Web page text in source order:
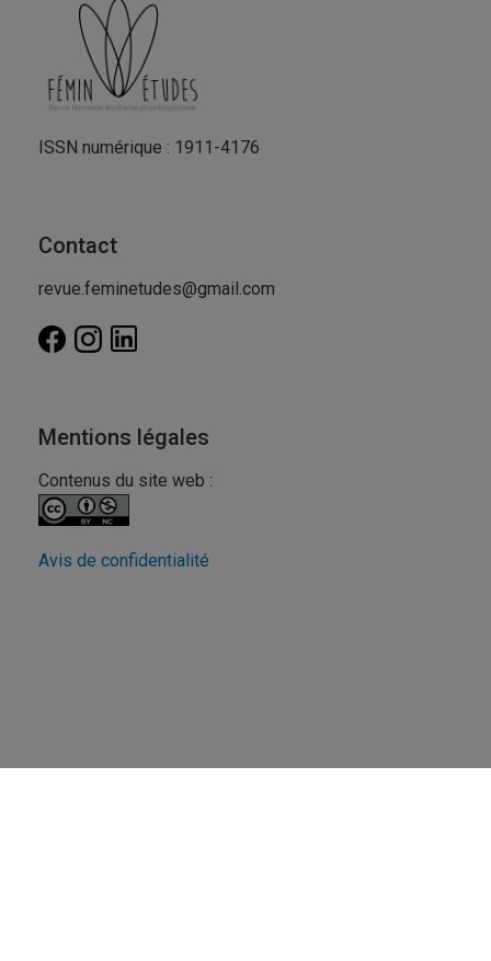
ISSN numérique : 1911-4176
Contact
revue.feminetudes@gmail.com
Mentions légales
Contenus du site web :
Avis de confidentialité